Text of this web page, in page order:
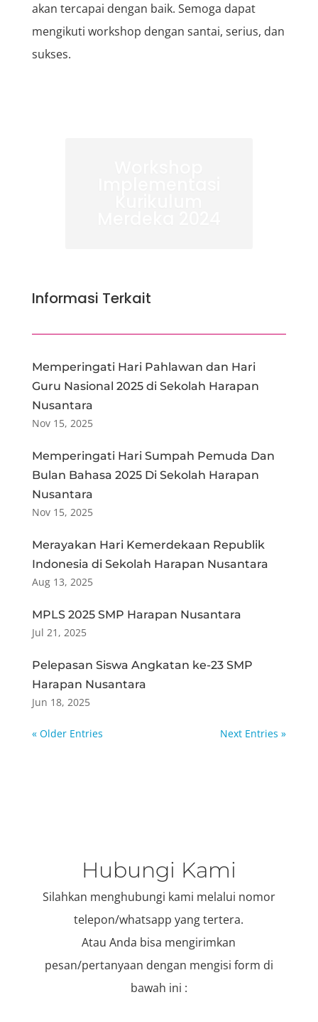
akan tercapai dengan baik. Semoga dapat
mengikuti workshop dengan santai, serius, dan
sukses.
Informasi Terkait
Memperingati Hari Pahlawan dan Hari
Guru Nasional 2025 di Sekolah Harapan
Nusantara
Nov 15, 2025
Memperingati Hari Sumpah Pemuda Dan
Bulan Bahasa 2025 Di Sekolah Harapan
Nusantara
Nov 15, 2025
Merayakan Hari Kemerdekaan Republik
Indonesia di Sekolah Harapan Nusantara
Aug 13, 2025
MPLS 2025 SMP Harapan Nusantara
Jul 21, 2025
Pelepasan Siswa Angkatan ke-23 SMP
Harapan Nusantara
Jun 18, 2025
« Older Entries Next Entries »
Hubungi Kami
Silahkan menghubungi kami melalui nomor
telepon/whatsapp yang tertera.
Atau Anda bisa mengirimkan
pesan/pertanyaan dengan mengisi form di
bawah ini :